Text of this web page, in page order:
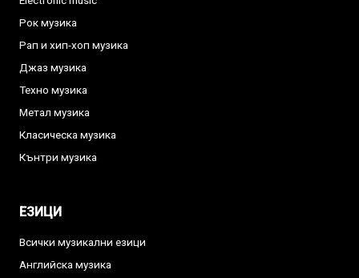
Рок музика
Рап и хип-хоп музика
Джаз музика
Техно музика
Метал музика
Класическа музика
Кънтри музика
ЕЗИЦИ
Всички музикални езици
Английска музика